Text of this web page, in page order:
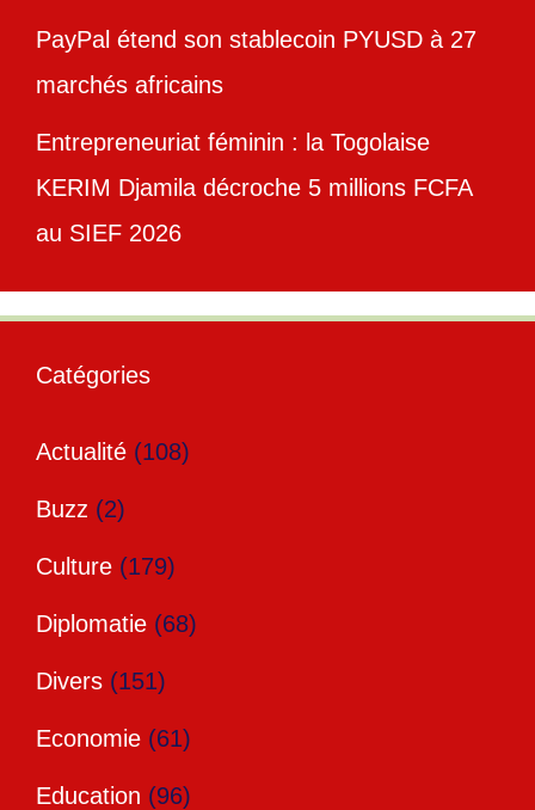
PayPal étend son stablecoin PYUSD à 27
marchés africains
Entrepreneuriat féminin : la Togolaise
KERIM Djamila décroche 5 millions FCFA
au SIEF 2026
Catégories
Actualité (108)
Buzz (2)
Culture (179)
Diplomatie (68)
Divers (151)
Economie (61)
Education (96)